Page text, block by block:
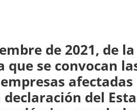
de 2021, de la
que se convocan
del